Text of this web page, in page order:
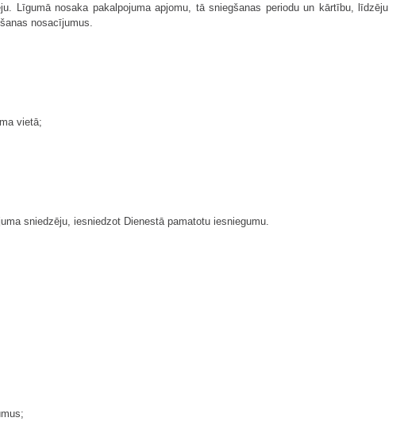
Līgumā nosaka pakalpojuma apjomu, tā sniegšanas periodu un kārtību, līdzēju
nosacījumus.
vietā;
sniedzēju, iesniedzot Dienestā pamatotu iesniegumu.